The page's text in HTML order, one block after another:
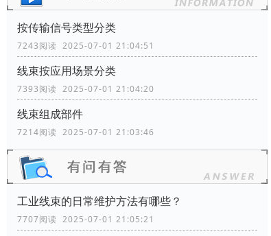
按传输信号类型分类
7243阅读 2025-07-01 21:04:51
线束按应用场景分类
7393阅读 2025-07-01 21:04:20
线束组成部件
7214阅读 2025-07-01 21:03:46
工业线束的日常维护方法有哪些？
7707阅读 2025-07-01 21:05:21